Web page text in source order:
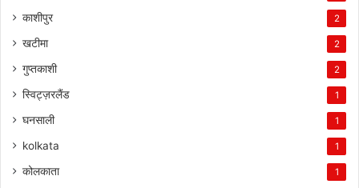
काशीपुर 2
खटीमा 2
गुप्तकाशी 2
स्विट्ज़रलैंड 1
घनसाली 1
kolkata 1
कोलकाता 1